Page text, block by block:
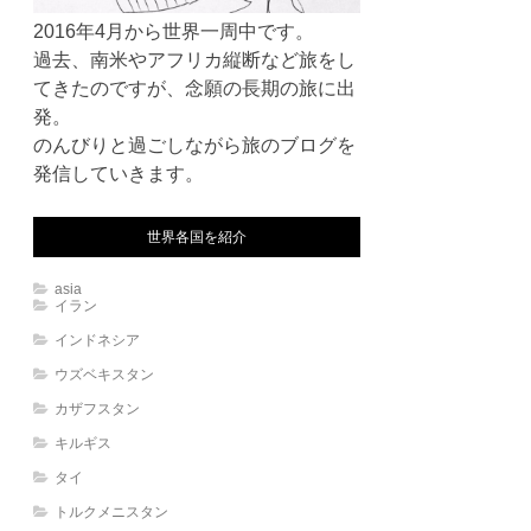
2016年4月から世界一周中です。
過去、南米やアフリカ縦断など旅をし
てきたのですが、念願の長期の旅に出
発。
のんびりと過ごしながら旅のブログを
発信していきます。
世界各国を紹介
asia
イラン
インドネシア
ウズベキスタン
カザフスタン
キルギス
タイ
トルクメニスタン